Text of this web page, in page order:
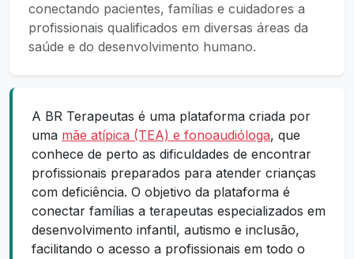
conectando pacientes, famílias e cuidadores a
profissionais qualificados em diversas áreas da
saúde e do desenvolvimento humano.
A BR Terapeutas é uma plataforma criada por
uma mãe atípica (TEA) e fonoaudióloga, que
conhece de perto as dificuldades de encontrar
profissionais preparados para atender crianças
com deficiência. O objetivo da plataforma é
conectar famílias a terapeutas especializados em
desenvolvimento infantil, autismo e inclusão,
facilitando o acesso a profissionais em todo o